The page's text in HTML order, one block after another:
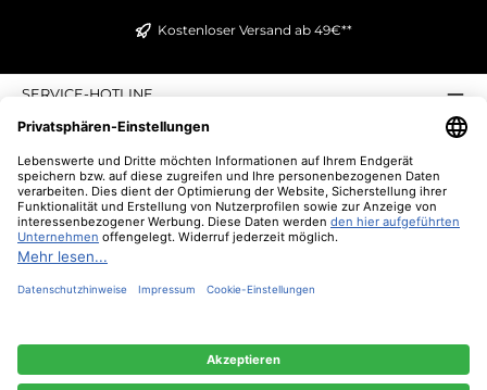
Kostenloser Versand ab 49€**
SERVICE-HOTLINE
INFORMATIONEN
ZAHLUNGS- UND VERSANDARTEN
ÜBER UNS
UNSERE VORTEILE
UNSERE COMMUNITIES